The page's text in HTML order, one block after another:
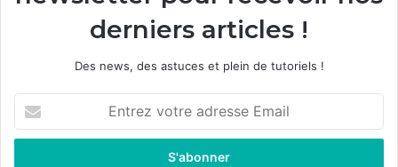
derniers articles !
Des news, des astuces et plein de tutoriels !
t